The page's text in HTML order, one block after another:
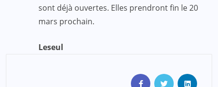
sont déjà ouvertes. Elles prendront fin le 20
mars prochain.
Leseul